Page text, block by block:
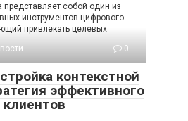
представляет собой один из
инструментов цифрового
привлекать целевых
0
контекстной
эффективного